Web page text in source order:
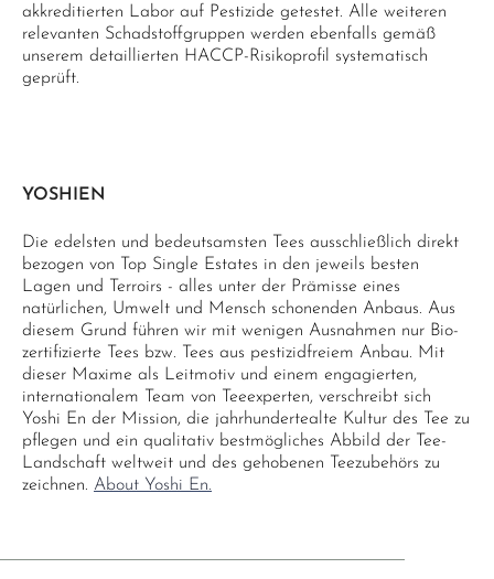
akkreditierten Labor auf Pestizide getestet. Alle weiteren
relevanten Schadstoffgruppen werden ebenfalls gemäß
unserem detaillierten HACCP-Risikoprofil systematisch
geprüft.
YOSHIEN
Die edelsten und bedeutsamsten Tees ausschließlich direkt
bezogen von Top Single Estates in den jeweils besten
Lagen und Terroirs - alles unter der Prämisse eines
natürlichen, Umwelt und Mensch schonenden Anbaus. Aus
diesem Grund führen wir mit wenigen Ausnahmen nur Bio-
zertifizierte Tees bzw. Tees aus pestizidfreiem Anbau. Mit
dieser Maxime als Leitmotiv und einem engagierten,
internationalem Team von Teeexperten, verschreibt sich
Yoshi En der Mission, die jahrhundertealte Kultur des Tee zu
pflegen und ein qualitativ bestmögliches Abbild der Tee-
Landschaft weltweit und des gehobenen Teezubehörs zu
zeichnen. About Yoshi En.